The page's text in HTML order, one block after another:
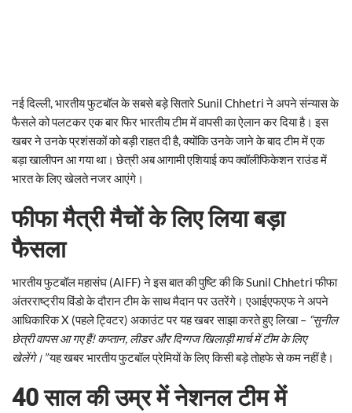
नई दिल्ली, भारतीय फुटबॉल के सबसे बड़े सितारे Sunil Chhetri ने अपने संन्यास के
फैसले को पलटकर एक बार फिर भारतीय टीम में वापसी का ऐलान कर दिया है। इस
खबर ने उनके प्रशंसकों को बड़ी राहत दी है, क्योंकि उनके जाने के बाद टीम में एक
बड़ा खालीपन आ गया था। छेत्री अब आगामी एशियाई कप क्वॉलीफिकेशन राउंड में
भारत के लिए खेलते नजर आएंगे।
फीफा मैत्री मैचों के लिए लिया बड़ा
फैसला
भारतीय फुटबॉल महासंघ (AIFF) ने इस बात की पुष्टि की कि Sunil Chhetri फीफा
अंतरराष्ट्रीय विंडो के दौरान टीम के साथ मैदान पर उतरेंगे। एआईएफएफ ने अपने
आधिकारिक X (पहले ट्विटर) अकाउंट पर यह खबर साझा करते हुए लिखा – “सुनील
छेत्री वापस आ गए हैं! कप्तान, लीडर और दिग्गज खिलाड़ी मार्च में टीम के लिए
खेलेंगे।”यह खबर भारतीय फुटबॉल प्रेमियों के लिए किसी बड़े तोहफे से कम नहीं है।
40 साल की उम्र में नेशनल टीम में